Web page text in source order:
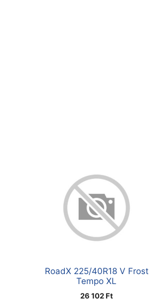
RoadX 225/40R18 V Frost
Tempo XL
26 102 Ft